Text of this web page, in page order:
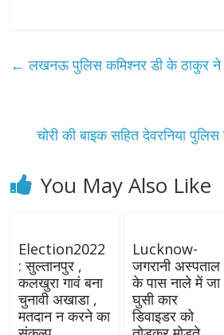
← लखनऊ पुलिस कमिश्नर डी के ठाकुर ने
चोरी की बाइक सहित देवरनिया
You May Also Like
Election2022
: सुल्तानपुर ,
कलखुरा गावं बना
चुनावी अखाडा ,
मतदान न करने का
Lucknow-
जगरानी अस्पताल
के पास नाले में जा
घुसी कार
डिवाइडर को